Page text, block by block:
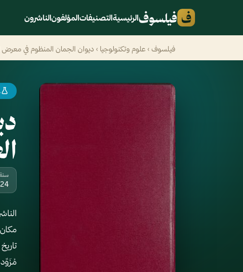
ف فيلسوفالرئيسيةالتصنيفاتالمؤلفونالناشرون
فيلسوف › علوم وتكنولوجيا › ديوان الجمان المنظوم في معرض
سنة